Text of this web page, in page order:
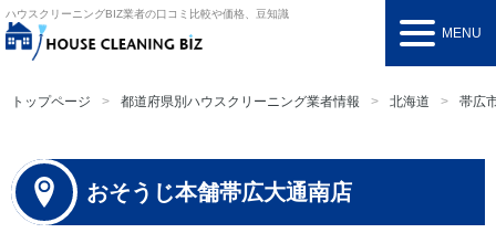
ハウスクリーニングBIZ業者の口コミ比較や価格、豆知識
MENU
トップページ 都道府県別ハウスクリーニング業者情報 北海道 帯広
おそうじ本舗帯広大通南店